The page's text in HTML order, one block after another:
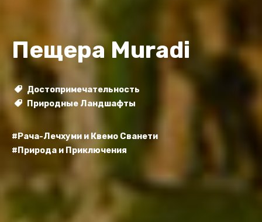
Пещера Muradi
Достопримечательность
Природные Ландшафты
#Рача-Лечхуми и Квемо Сванети
#Природа и Приключения